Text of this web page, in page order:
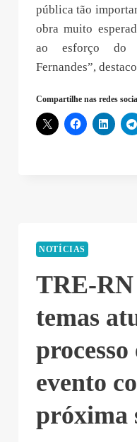
pública tão
obra muito
ao esforço do
Fernandes”,
Compartilhe nas redes
NOTÍCIAS
TRE-
temas
evento
próxima